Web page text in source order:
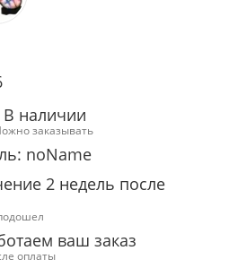
В наличии
заказывать
noName
2 недель после
ваш заказ
оплаты